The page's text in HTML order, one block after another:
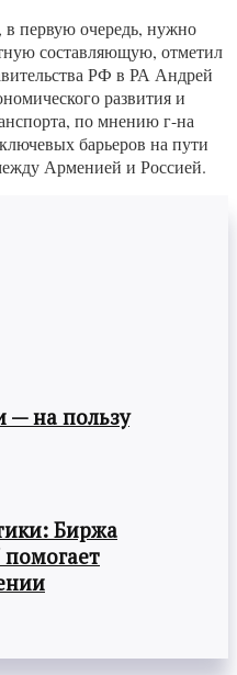
первую очередь, нужно
составляющую, отметил
РФ в РА Андрей
развития и
по мнению г-на
барьеров на пути
Арменией и Россией.
— на пользу
Биржа
помогает